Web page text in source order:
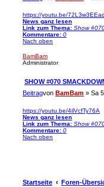
https://youtu.be/
News ganz lesen
Link zum Thema: Show
Kommentare: 0
Nach oben
BamBam
Administrator
SHOW #070
Beitragvon BamBam » Sa
https://youtu.be/4ilVcfTy76A
News ganz lesen
Link zum Thema: Show
Kommentare: 0
Nach oben
Startseite Foren-